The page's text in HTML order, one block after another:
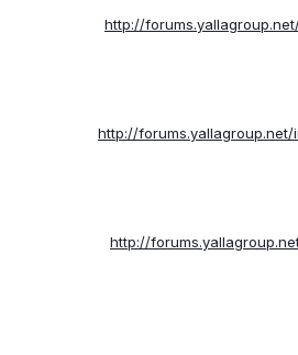
http://
http://
http://